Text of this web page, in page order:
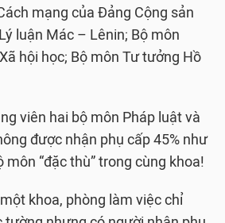
mạng của Đảng Cộng sản
luận Mác – Lênin; Bộ môn
hội học; Bộ môn Tư tưởng Hồ
viên hai bộ môn Pháp luật và
được nhận phụ cấp 45% như
“đặc thù” trong cùng khoa!
khoa, phòng làm việc chỉ